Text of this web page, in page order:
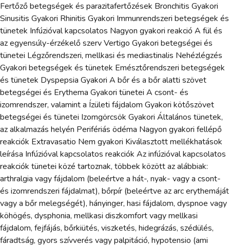
Fertőző betegségek és parazitafertőzések Bronchitis Gyakori
Sinusitis Gyakori Rhinitis Gyakori Immunrendszeri betegségek és
tünetek Infúzióval kapcsolatos Nagyon gyakori reakció A fül és
az egyensúly-érzékelő szerv Vertigo Gyakori betegségei és
tünetei Légzőrendszeri, mellkasi és mediastinalis Nehézlégzés
Gyakori betegségek és tünetek Emésztőrendszeri betegségek
és tünetek Dyspepsia Gyakori A bőr és a bőr alatti szövet
betegségei és Erythema Gyakori tünetei A csont- és
izomrendszer, valamint a Ízületi fájdalom Gyakori kötőszövet
betegségei és tünetei Izomgörcsök Gyakori Általános tünetek,
az alkalmazás helyén Perifériás ödéma Nagyon gyakori fellépő
reakciók Extravasatio Nem gyakori Kiválasztott mellékhatások
leírása Infúzióval kapcsolatos reakciók Az infúzióval kapcsolatos
reakciók tünetei közé tartoznak, többek között az alábbiak:
arthralgia vagy fájdalom (beleértve a hát-, nyak- vagy a csont-
és izomrendszeri fájdalmat), bőrpír (beleértve az arc erythemáját
vagy a bőr melegségét), hányinger, hasi fájdalom, dyspnoe vagy
köhögés, dysphonia, mellkasi diszkomfort vagy mellkasi
fájdalom, fejfájás, bőrkiütés, viszketés, hidegrázás, szédülés,
fáradtság, gyors szívverés vagy palpitáció, hypotensio (ami